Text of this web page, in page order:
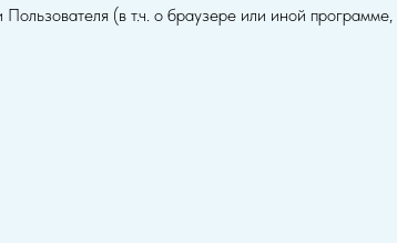
(в т.ч. о браузере или иной